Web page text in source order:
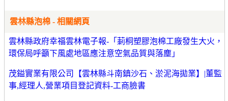
雲林縣泡棉 - 相關網頁
雲林縣政府幸福雲林電子報-「莿桐塑膠泡棉工廠發生大火，
環保局呼籲下風處地區應注意空氣品質與落塵」
茂鎰實業有限公司【雲林縣斗南鎮沙石、淤泥海拋業】|董監
事,經理人,營業項目登記資料-工商臉書